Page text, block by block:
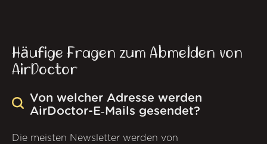
Häufige Fragen zum Abmelden von
AirDoctor
Von welcher Adresse werden
AirDoctor-E‑Mails gesendet?
Die meisten Newsletter werden von